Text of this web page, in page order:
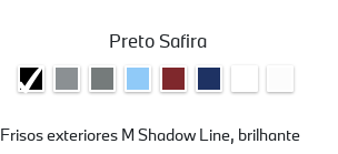
Preto Safira
Frisos exteriores M Shadow Line, brilhante